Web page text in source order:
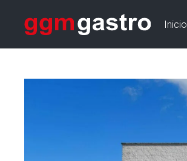
Inicio